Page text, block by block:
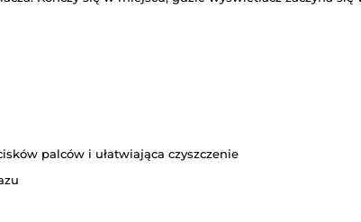
palców i ułatwiająca czyszczenie